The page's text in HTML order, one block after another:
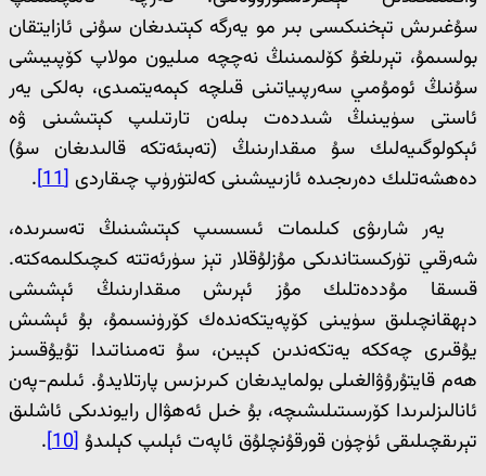
سۇغىرىش تېخنىكىسى بىر مو يەرگە كېتىدىغان سۇنى ئازايتقان
بولسىمۇ، تېرىلغۇ كۆلىمىنىڭ نەچچە مىليون مولاپ كۆپىيىشى
سۇنىڭ ئومۇمىي سەرپىياتىنى قىلچە كېمەيتمىدى، بەلكى يەر
ئاستى سۈيىنىڭ شىددەت بىلەن تارتىلىپ كېتىشىنى ۋە
ئېكولوگىيەلىك سۇ مىقدارىنىڭ (تەبىئەتكە قالىدىغان سۇ)
دەھشەتلىك دەرىجىدە ئازىيىشىنى كەلتۈرۈپ چىقاردى [11]
.
يەر شارىۋى كىلىمات ئىسسىپ كېتىشىنىڭ تەسىرىدە،
شەرقىي تۈركىستاندىكى مۇزلۇقلار تېز سۈرئەتتە كىچىكلىمەكتە.
قىسقا مۇددەتلىك مۇز ئېرىش مىقدارىنىڭ ئېشىشى
دېھقانچىلىق سۈيىنى كۆپەيتكەندەك كۆرۈنسىمۇ، بۇ ئېشىش
يۇقىرى چەككە يەتكەندىن كېيىن، سۇ تەمىناتىدا تۇيۇقسىز
ھەم قايتۇرۇۋالغىلى بولمايدىغان كىرىزىس پارتلايدۇ. ئىلىم-پەن
ئانالىزلىرىدا كۆرسىتىلىشىچە، بۇ خىل ئەھۋال رايوندىكى ئاشلىق
تېرىقچىلىقى ئۈچۈن قورقۇنچلۇق ئاپەت ئېلىپ كېلىدۇ [10]
.